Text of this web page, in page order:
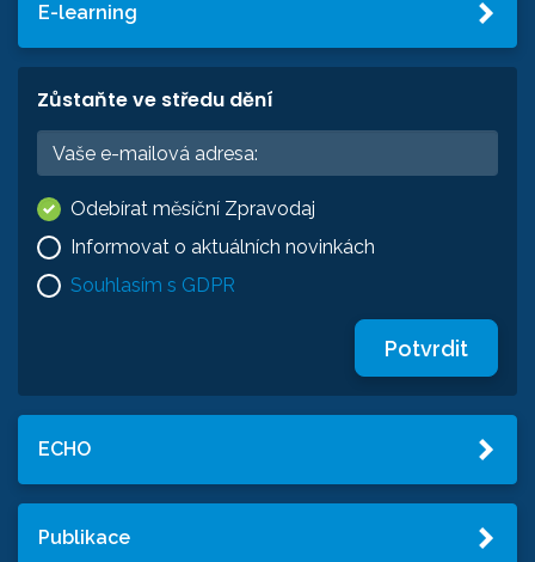
E-learning
Zůstaňte ve středu dění
Odebírat měsíční Zpravodaj
Informovat o aktuálních novinkách
Souhlasím s GDPR
Potvrdit
ECHO
Publikace